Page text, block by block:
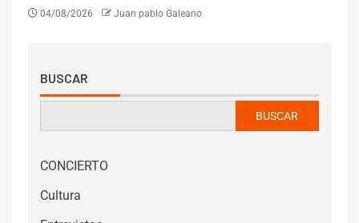
04/08/2026 Juan pablo Galeano
BUSCAR
BUSCAR
CONCIERTO
Cultura